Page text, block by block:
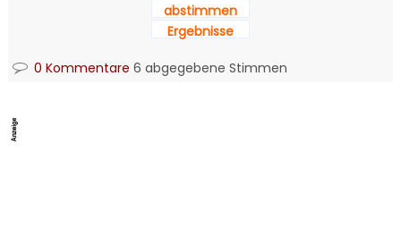
abstimmen
Ergebnisse
0 Kommentare 6 abgegebene Stimmen